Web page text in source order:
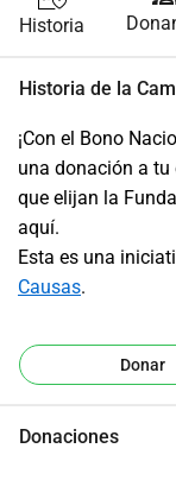
Historia
Historia de la
¡Con el Bono
una donación a tu
que elijan la
aquí.
Esta es una
Causas.
Donar
Donaciones